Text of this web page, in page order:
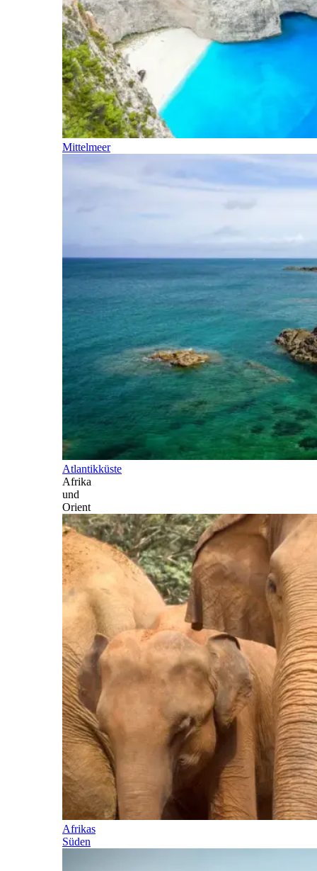
Mittelmeer
Atlantikküste
Afrika
und
Orient
Afrikas
Süden